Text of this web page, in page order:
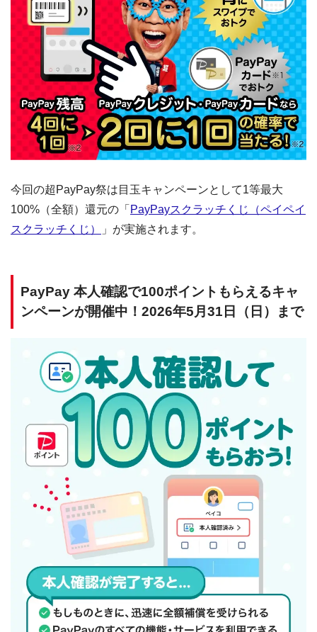
今回の超PayPay祭は目玉キャンペーンとして1等最大
100%（全額）還元の「 PayPayスクラッチくじ（ペイペイ
スクラッチくじ）
」が実施されます。
PayPay 本人確認で100ポイントもらえるキャ
ンペーンが開催中！2026年5月31日（日）まで